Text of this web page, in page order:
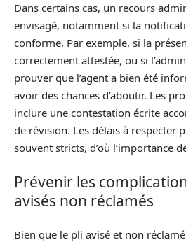
Dans certains cas, un recours
envisagé, notamment si la
conforme. Par exemple, si la
correctement attestée, ou si
prouver que l’agent a bien été
avoir des chances d’aboutir. Les
inclure une contestation écrite
de révision. Les délais à respecter
souvent stricts, d’où l’importance
Prévenir les
avisés non réclamés
Bien que le pli avisé et non